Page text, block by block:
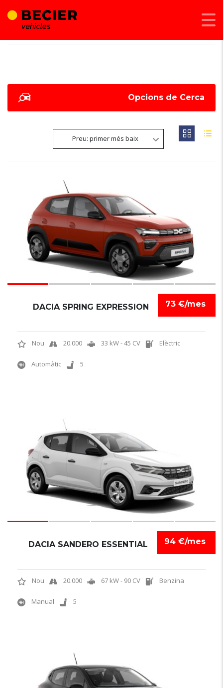
Opcions de Cerca
Preu: primer més baix
73 €/mes
DACIA SPRING EXPRESSION
Nou 20.000 33 kW - 45 CV Elèctric
Automàtic 5
94 €/mes
DACIA SANDERO ESSENTIAL
Nou 20.000 67 kW - 90 CV Benzina
Manual 5